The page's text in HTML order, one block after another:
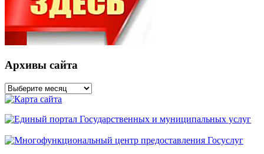
Архивы сайта
Архивы
сайта